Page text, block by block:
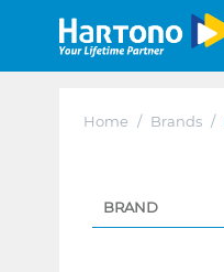
Home / Brands /
BRAND